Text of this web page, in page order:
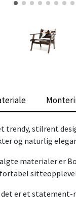
trendy, stilrent
og naturlig
materialer er
det er et